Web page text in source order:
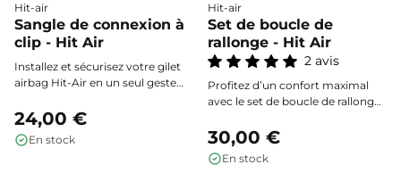
Hit-air
Sangle de connexion à
clip - Hit Air
Installez et sécurisez votre gilet
airbag Hit-Air en un seul geste
tout-en-un : l’accessoire
indispensable pour relier
facilement votre équipement à la
24,00 €
En stock
Hit-air
Set de boucle de
rallonge - Hit Air
2 avis
Profitez d’un confort maximal
avec le set de boucle de rallonge
rapidement vos gilets airbag à la
poitrine et à la taille jusqu’à 15
cm. Ajustez votre gilet selon vos
30,00 €
En stock